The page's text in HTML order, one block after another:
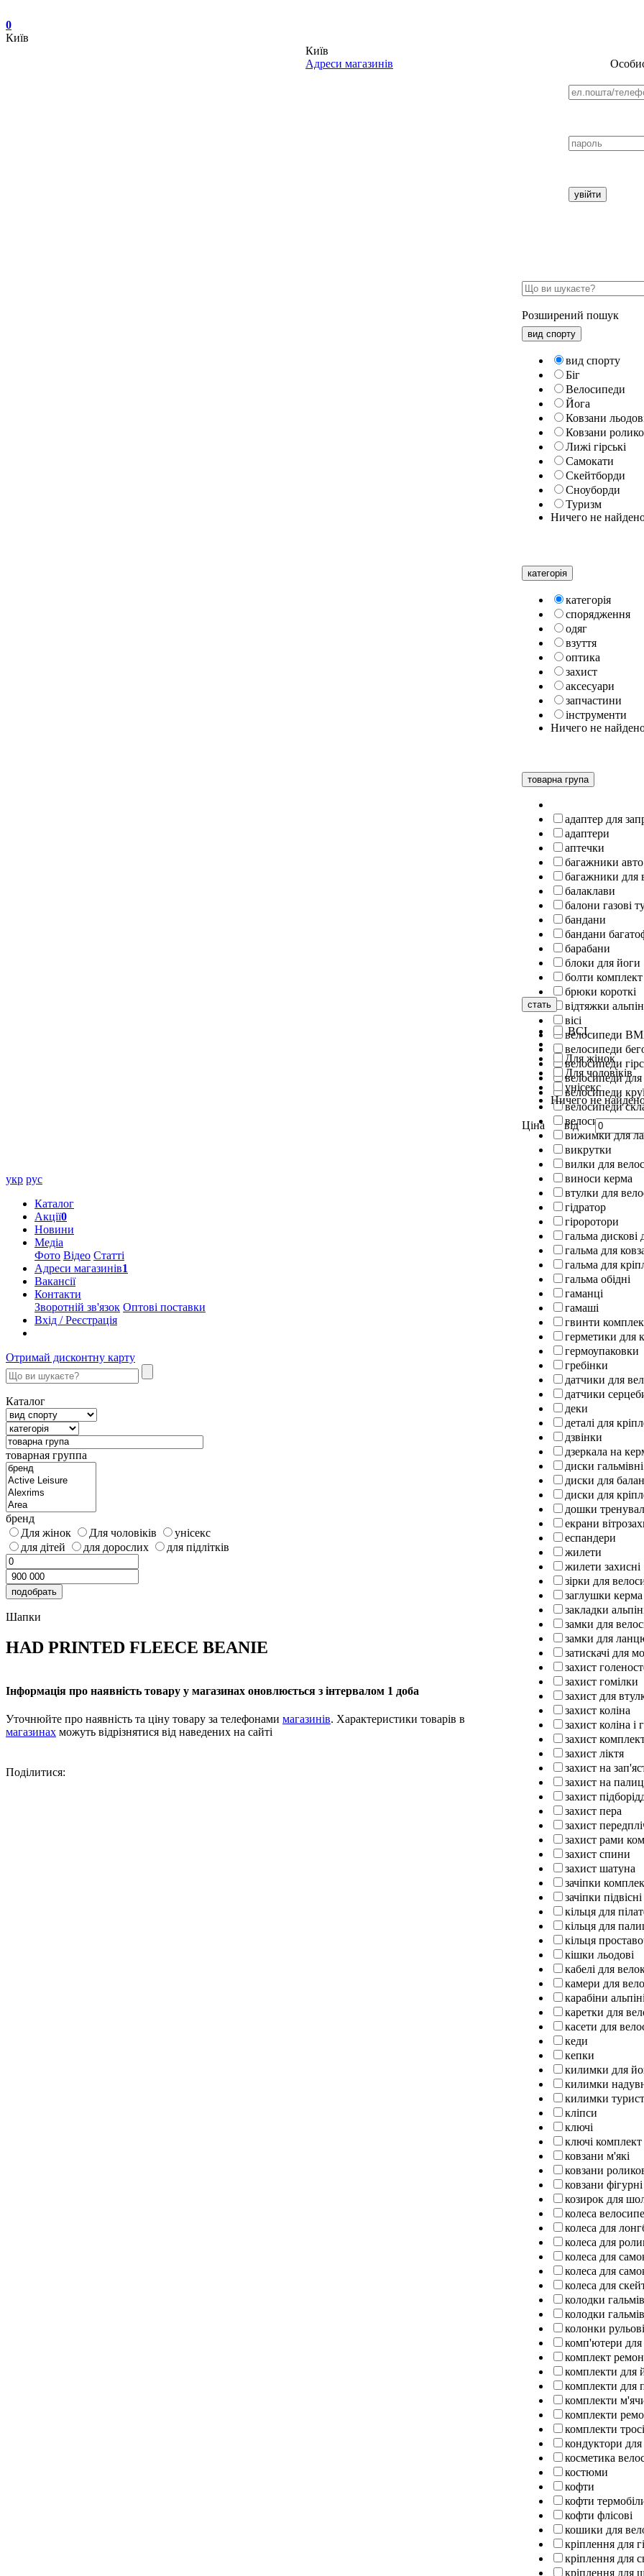
0
Київ
Київ
Адреси магазинів
Розширений пошук
вид спорту
вид спорту
Біг
Велосипеди
Йога
Ковзани
Ковзани
Лижі гірські
Самокати
Скейтборди
Сноуборди
Туризм
Ничего не
категорiя
категорiя
спорядження
одяг
взуття
оптика
захист
аксесуари
запчастини
інструменти
Ничего не
товарна група
адаптер для
адаптери
аптечки
багажники авто
багажники для
балаклави
балони газові
бандани
бандани
барабани
блоки для йоги
болти комплект
брюки короткі
відтяжки
вісі
велосипеди
велосипеди
велосипеди
велосипеди
велосипеди
велосипеди
велосипеди
вижимки для
викрутки
вилки для
виноси керма
втулки для
гідратор
гіроротори
гальма дискові
гальма для
гальма для
гальма обідні
гаманці
гамаші
гвинти
герметики для
гермоупаковки
гребінки
датчики для
датчики
деки
деталі для
дзвінки
дзеркала на
диски
диски для
диски для
дошки
екрани
еспандери
жилети
жилети захисні
зірки для
заглушки керма
закладки
замки для
замки для
затискачі для
захист
захист гомілки
захист для
захист коліна
захист коліна і
захист
захист ліктя
захист на
захист на
захист
захист пера
захист
захист рами
захист спини
захист шатуна
зачіпки
зачіпки підвісні
кільця для
кільця для
кільця
кішки льодові
кабелі для
камери для
карабіни
каретки для
касети для
кеди
кепки
килимки для
килимки
килимки
кліпси
ключі
ключі
ковзани м'які
ковзани
ковзани фігурні
козирок для
колеса
колеса для
колеса для
колеса для
колеса для
колеса для
колодки
колодки
колонки
комп'ютери для
комплект
комплекти для
комплекти для
комплекти
комплекти
комплекти
кондуктори
косметика
костюми
кофти
кофти
кофти флісові
кошики для
кріплення для
кріплення для
кріплення для
стать
ВСІ
Для жінок
Для чоловіків
унісекс
Ничего не
Ціна від
укр рус
Каталог
Акції0
Новини
Медіа
Фото Відео Статті
Адреси магазинів1
Вакансії
Контакти
Зворотній зв'язок Оптові поставки
Вхід / Реєстрація
Отримай дисконтну карту
Каталог
товарная группа
бренд
Для жінок
Для чоловіків
унісекс
для дітей
для дорослих для підлітків
Шапки
HAD PRINTED FLEECE BEANIE
Інформація про наявність товару у магазинах оновлюється з інтервалом 1 доба
Уточнюйте про наявність та ціну товару за телефонами магазинів. Характеристики товарів в
магазинах можуть відрізнятися від наведених на сайті
Поділитися: